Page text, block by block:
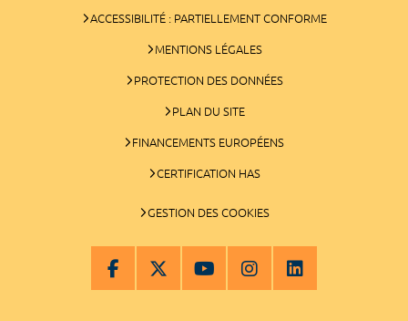
ACCESSIBILITÉ : PARTIELLEMENT CONFORME
MENTIONS LÉGALES
PROTECTION DES DONNÉES
PLAN DU SITE
FINANCEMENTS EUROPÉENS
CERTIFICATION HAS
GESTION DES COOKIES